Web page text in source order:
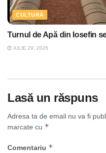
CULTURĂ
Turnul de Apă din Iosefin
IULIE 29, 2026
Lasă un răspuns
Adresa ta de email nu va fi
marcate cu *
Comentariu *